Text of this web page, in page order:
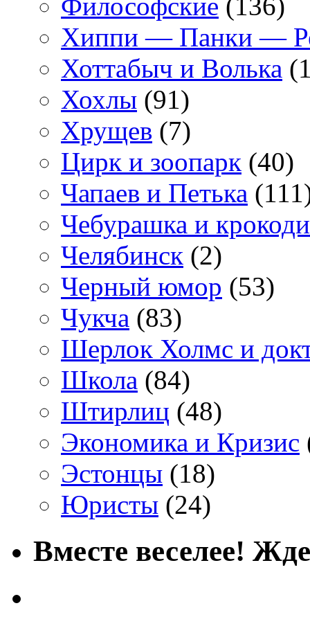
Хиппи — Панки —
Хоттабыч и Волька
Хохлы (91)
Хрущев (7)
Цирк и зоопарк (40)
Чапаев и Петька
Чебурашка и
Челябинск (2)
Черный юмор (53)
Чукча (83)
Шерлок Холмс и
Школа (84)
Штирлиц (48)
Экономика и Кризис
Эстонцы (18)
Юристы (24)
Вместе веселее!